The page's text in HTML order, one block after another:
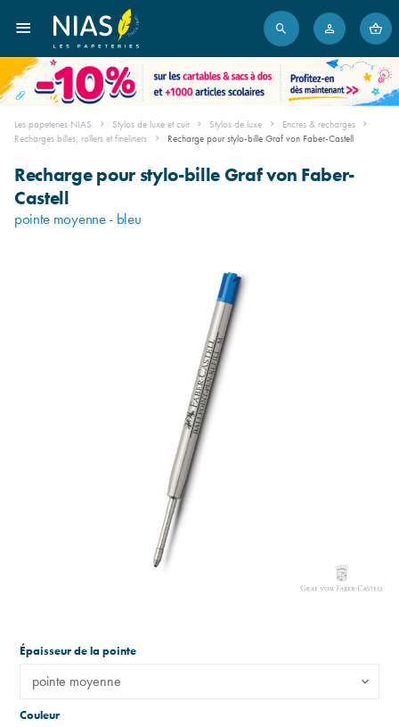
Les papeteries NIAS Stylos de luxe et cuir Stylos de luxe
Encres & recharges
Recharges billes, rollers et fineliners
Recharge pour stylo-bille Graf von Faber-Castell
Recharge pour stylo-bille Graf von Faber-
Castell
pointe moyenne - bleu
Épaisseur de la pointe
pointe moyenne
Couleur